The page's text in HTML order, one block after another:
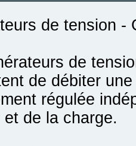
de tension -
de
de débiter
régulée
de la charge.